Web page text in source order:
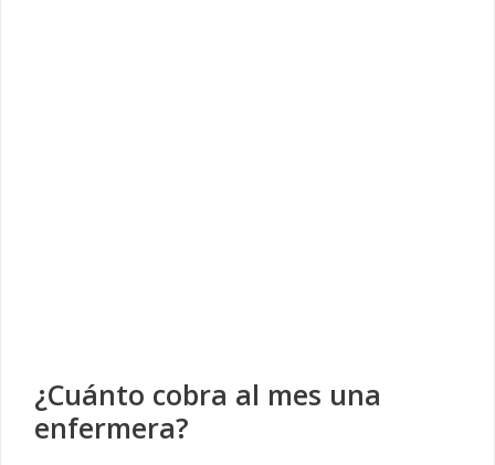
¿Cuánto cobra al mes una
enfermera?